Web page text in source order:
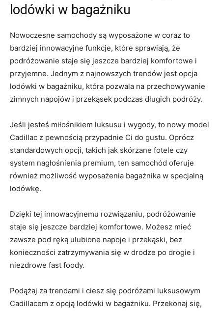
lodówki w bagażniku
Nowoczesne samochody są wyposażone w coraz to
bardziej innowacyjne funkcje, które sprawiają, że
podróżowanie staje się jeszcze bardziej ‌komfortowe i
przyjemne. Jednym z najnowszych trendów‌ jest opcja
lodówki w bagażniku,‍ która ⁢pozwala na przechowywanie
zimnych napojów i przekąsek podczas długich podróży.
Jeśli jesteś miłośnikiem luksusu i wygody, to nowy ⁢model
Cadillac z pewnością przypadnie‍ Ci⁤ do gustu. ‌Oprócz
standardowych ‍opcji, takich jak skórzane fotele ⁣czy
system nagłośnienia premium, ten ‌samochód oferuje
również możliwość wyposażenia bagażnika w ⁤specjalną
lodówkę.
Dzięki tej innowacyjnemu rozwiązaniu,‍ podróżowanie
staje się jeszcze bardziej komfortowe. Możesz mieć
zawsze pod ręką ulubione napoje i przekąski, bez
konieczności zatrzymywania⁣ się w drodze po drogie i
niezdrowe ⁢fast‍ foody.
Podążaj ⁤za trendami i ciesz ⁤się podróżami ⁣luksusowym‍
Cadillacem z opcją‍ lodówki w bagażniku. ​Przekonaj się,